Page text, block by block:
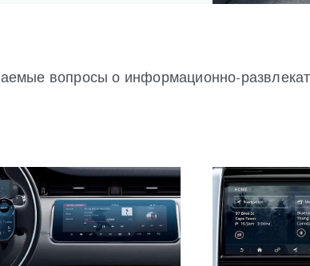
вопросы о информационно-